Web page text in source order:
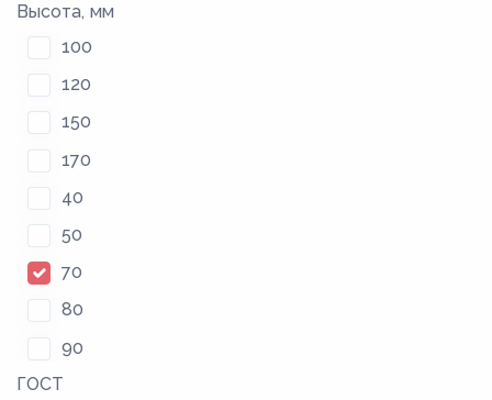
Высота, мм
100
120
150
170
40
50
70
80
90
ГОСТ